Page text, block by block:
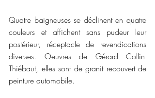
Quatre baigneuses se déclinent en quatre
couleurs et affichent sans pudeur leur
postérieur, réceptacle de revendications
diverses. Oeuvres de Gérard Collin-
Thiébaut, elles sont de granit recouvert de
peinture automobile.